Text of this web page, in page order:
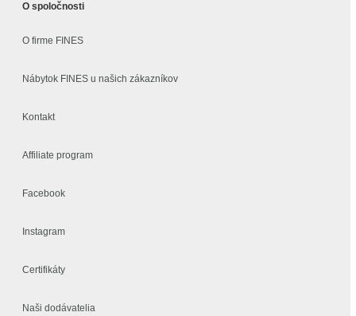
O spoločnosti
O firme FINES
Nábytok FINES u našich zákazníkov
Kontakt
Affiliate program
Facebook
Instagram
Certifikáty
Naši dodávatelia